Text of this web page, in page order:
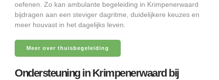
oefenen. Zo kan ambulante begeleiding in Krimpenerwaard
bijdragen aan een steviger dagritme, duidelijkere keuzes en
meer houvast in het dagelijks leven.
Meer over thuisbegeleiding
Ondersteuning in Krimpenerwaard bij